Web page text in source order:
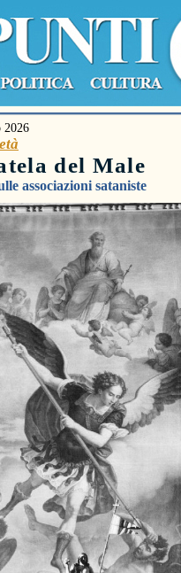
2026
del Male
associazioni sataniste